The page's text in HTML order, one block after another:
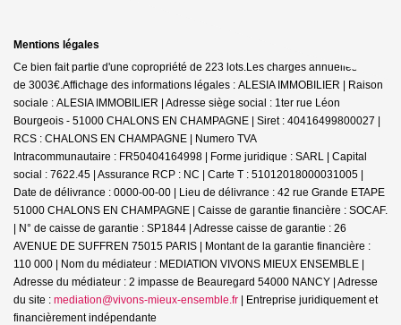
Mentions légales
Ce bien fait partie d'une copropriété de 223 lots.Les charges annuelles sont
de 3003€.Affichage des informations légales : ALESIA IMMOBILIER | Raison
sociale : ALESIA IMMOBILIER | Adresse siège social : 1ter rue Léon
Bourgeois - 51000 CHALONS EN CHAMPAGNE | Siret : 40416499800027 |
RCS : CHALONS EN CHAMPAGNE | Numero TVA
Intracommunautaire : FR50404164998 | Forme juridique : SARL | Capital
social : 7622.45 | Assurance RCP : NC | Carte T : 51012018000031005 |
Date de délivrance : 0000-00-00 | Lieu de délivrance : 42 rue Grande ETAPE
51000 CHALONS EN CHAMPAGNE | Caisse de garantie financière : SOCAF.
| N° de caisse de garantie : SP1844 | Adresse caisse de garantie : 26
AVENUE DE SUFFREN 75015 PARIS | Montant de la garantie financière :
110 000 | Nom du médiateur : MEDIATION VIVONS MIEUX ENSEMBLE |
Adresse du médiateur : 2 impasse de Beauregard 54000 NANCY | Adresse
du site : mediation@vivons-mieux-ensemble.fr | Entreprise juridiquement et
financièrement indépendante